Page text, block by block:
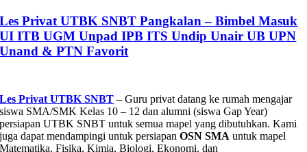
Les Privat UTBK SNBT Pangkalan – Bimbel Masuk
UI ITB UGM Unpad IPB ITS Undip Unair UB UPN
Unand & PTN Favorit
Les Privat UTBK SNBT – Guru privat datang ke rumah mengajar
siswa SMA/SMK Kelas 10 – 12 dan alumni (siswa Gap Year)
persiapan UTBK SNBT untuk semua mapel yang dibutuhkan. Kami
juga dapat mendampingi untuk persiapanOSN SMAuntuk mapel
Matematika, Fisika, Kimia, Biologi, Ekonomi, dan